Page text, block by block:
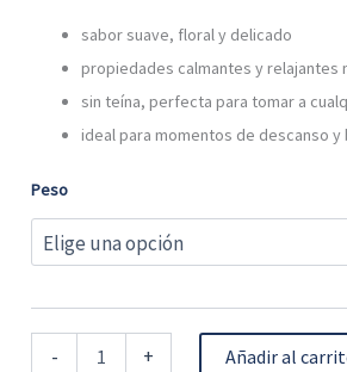
sabor suave, floral y delicado
propiedades calmantes y relajantes
sin teína, perfecta para tomar a
ideal para momentos de descanso
Peso
- + Añadir al